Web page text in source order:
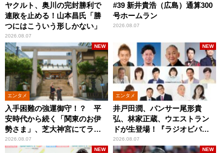
ヤクルト、奥川の完封勝利で
連敗を止める！山本昌氏「勝
つにはこういう形しかない」
2026.08.07
#39 新井貴浩（広島）通算300
号ホームラン
2026.08.07
エンタメ
入手困難の強運御守！？ 平
安時代から続く「関東のお伊
勢さま」、芝大神宮にてラン
パンプスが合格祈願！
2026.08.07
NEW
エンタメ
井戸田潤、パンサー尾形貴
弘、林家正蔵、ウエストラン
ドが生登場！『ラジオビバリ
ー昼ズ』
2026.08.07
NEW
NEW NEW